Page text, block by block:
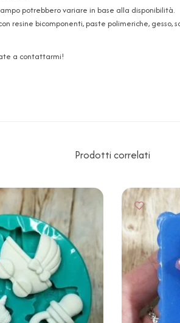
potrebbero variare in base alla disponibilità.
resine bicomponenti, paste polimeriche,
a contattarmi!
Prodotti correlati